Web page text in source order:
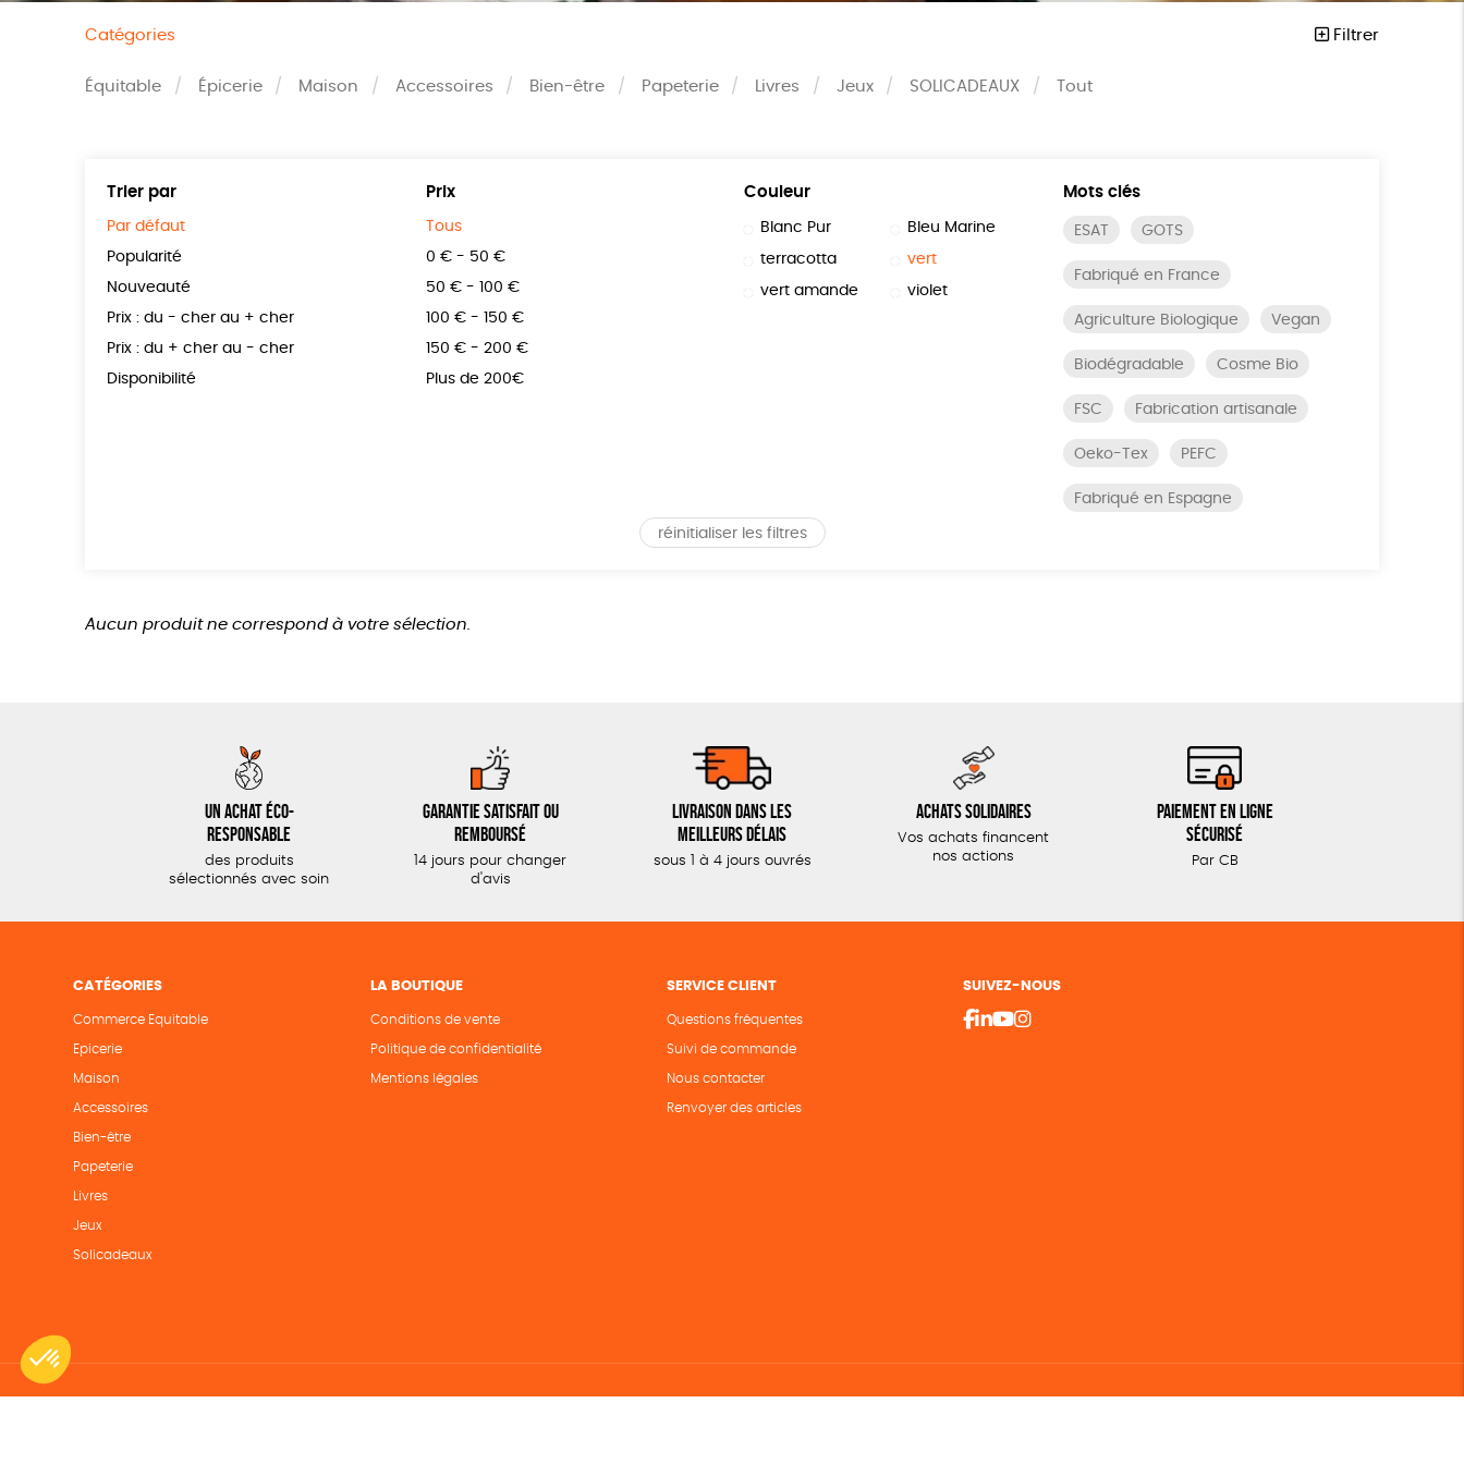
Catégories Filtrer
Équitable Épicerie Maison Accessoires Bien-être Papeterie Livres Jeux SOLICADEAUX Tout
Trier par
Par défaut
Popularité
Nouveauté
Prix : du - cher au + cher
Prix : du + cher au - cher
Disponibilité
Prix
Tous
0 € - 50 €
50 € - 100 €
100 € - 150 €
150 € - 200 €
Plus de 200€
Couleur
Blanc Pur Bleu Marine
terracotta vert
vert amande violet
Mots clés
ESAT GOTS
Fabriqué en France
Agriculture Biologique Vegan
Biodégradable Cosme Bio
FSC Fabrication artisanale
Oeko-Tex PEFC
Fabriqué en Espagne
réinitialiser les filtres
Aucun produit ne correspond à votre sélection.
Un achat éco-
responsable
des produits
sélectionnés avec soin
Garantie satisfait ou
remboursé
14 jours pour changer
d'avis
Livraison dans les
meilleurs délais
sous 1 à 4 jours ouvrés
Achats solidaires
Vos achats financent
nos actions
Paiement en ligne
sécurisé
Par CB
CATÉGORIES
Commerce Equitable
Epicerie
Maison
Accessoires
Bien-être
Papeterie
Livres
Jeux
Solicadeaux
LA BOUTIQUE
Conditions de vente
Politique de confidentialité
Mentions légales
SERVICE CLIENT
Questions fréquentes
Suivi de commande
Nous contacter
Renvoyer des articles
SUIVEZ-NOUS